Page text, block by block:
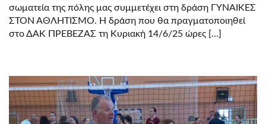
σωματεία της πόλης μας συμμετέχει στη δράση ΓΥΝΑΙΚΕΣ
ΣΤΟΝ ΑΘΛΗΤΙΣΜΟ. Η δράση που θα πραγματοποιηθεί
στο ΔΑΚ ΠΡΕΒΕΖΑΣ τη Κυριακή 14/6/25 ώρες […]